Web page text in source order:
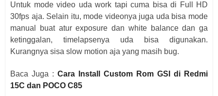
Untuk mode video uda work tapi cuma bisa di Full HD
30fps aja. Selain itu, mode videonya juga uda bisa mode
manual buat atur exposure dan white balance dan ga
ketinggalan, timelapsenya uda bisa digunakan.
Kurangnya sisa slow motion aja yang masih bug.
Baca Juga : Cara Install Custom Rom GSI di Redmi
15C dan POCO C85